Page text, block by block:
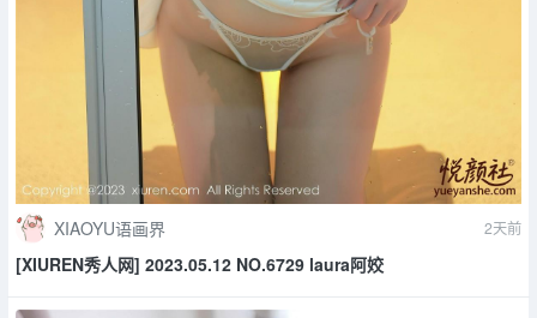
XIAOYU语画界 2天前
[XIUREN秀人网] 2023.05.12 NO.6729 laura阿姣